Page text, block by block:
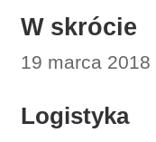
W skrócie
19 marca
Logistyka